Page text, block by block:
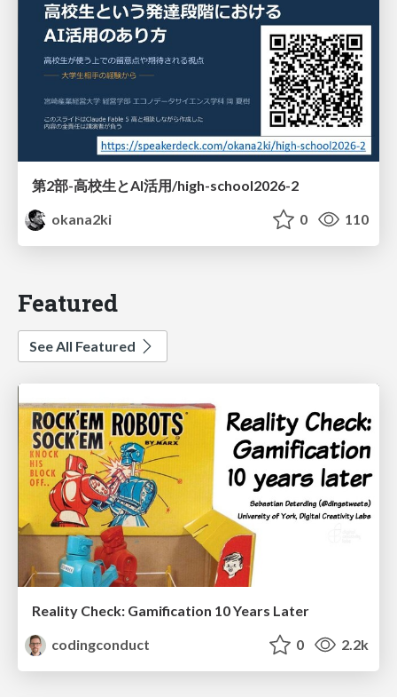
第2部-高校生とAI活用/high-school2026-2
okana2ki
0 110
Featured
See All Featured
Reality Check: Gamification 10 Years Later
codingconduct
0 2.2k